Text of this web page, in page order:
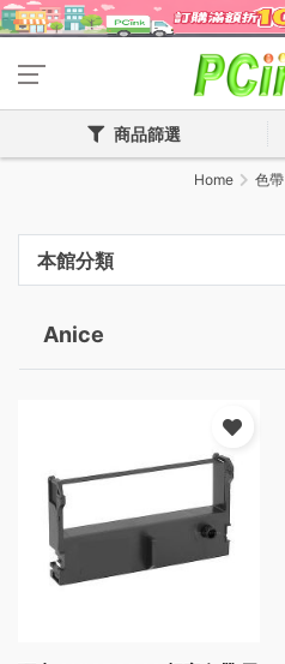
商品篩選
Home 色帶
本館分類
Anice